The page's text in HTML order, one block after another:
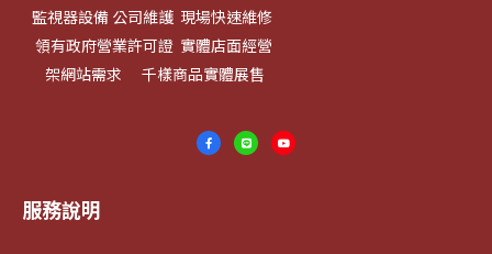
監視器設備 公司維護 現場快速維修
領有政府營業許可證 實體店面經營
架網站需求 千樣商品實體展售
服務說明